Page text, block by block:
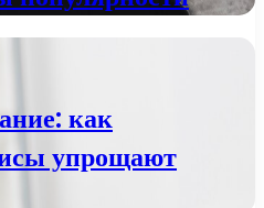
как
упрощают